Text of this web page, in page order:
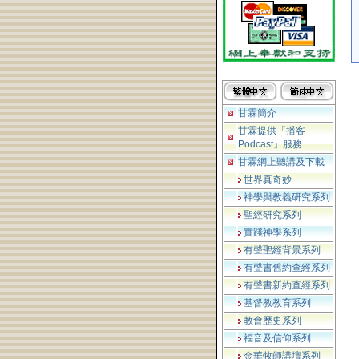
甘霖簡介
甘霖提供「播客
Podcast」服務
甘霖網上聽講及下載
世界真奇妙
神學與教義研究系列
聖經研究系列
實踐神學系列
有聲聖經背景系列
有聲書舊約查經系列
有聲書新約查經系列
基督教教育系列
教會歷史系列
福音及信仰系列
金華牧師講壇系列